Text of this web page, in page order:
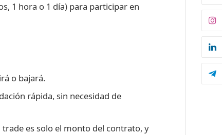
1 hora o 1 día) para participar en
o bajará.
rápida, sin necesidad de
es solo el monto del contrato, y